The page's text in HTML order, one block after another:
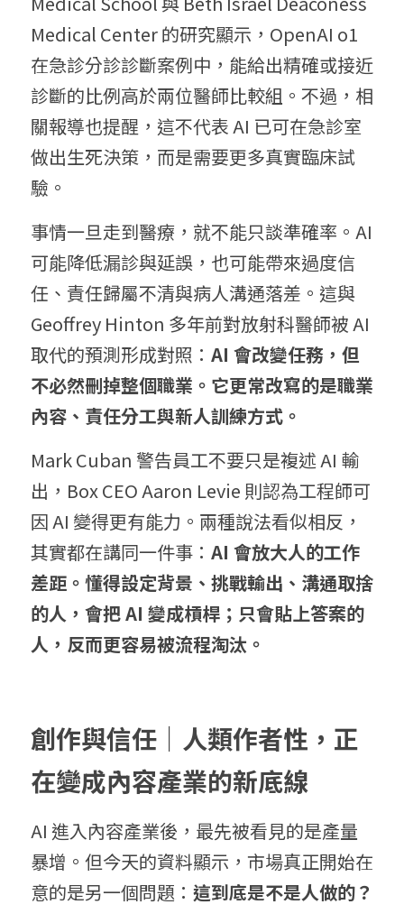
Medical Center 的研究顯示，OpenAI o1
在急診分診診斷案例中，能給出精確或接近
診斷的比例高於兩位醫師比較組。不過，相
關報導也提醒，這不代表 AI 已可在急診室
做出生死決策，而是需要更多真實臨床試
驗。
事情一旦走到醫療，就不能只談準確率。AI
可能降低漏診與延誤，也可能帶來過度信
任、責任歸屬不清與病人溝通落差。這與
Geoffrey Hinton 多年前對放射科醫師被 AI
取代的預測形成對照： AI 會改變任務，但
不必然刪掉整個職業。它更常改寫的是職業
內容、責任分工與新人訓練方式。
Mark Cuban 警告員工不要只是複述 AI 輸
出，Box CEO Aaron Levie 則認為工程師可
因 AI 變得更有能力。兩種說法看似相反，
其實都在講同一件事： AI 會放大人的工作
差距。懂得設定背景、挑戰輸出、溝通取捨
的人，會把 AI 變成槓桿；只會貼上答案的
人，反而更容易被流程淘汰。
創作與信任｜人類作者性，正
在變成內容產業的新底線
AI 進入內容產業後，最先被看見的是產量
暴增。但今天的資料顯示，市場真正開始在
意的是另一個問題： 這到底是不是人做的？